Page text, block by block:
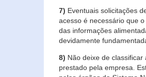
7) Eventuais solicitações
acesso é necessário que
das informações
devidamente
8) Não deixe de
prestado pela empresa.